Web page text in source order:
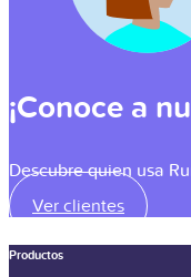
¡Conoce a
Descubre quien usa
Ver clientes
Productos